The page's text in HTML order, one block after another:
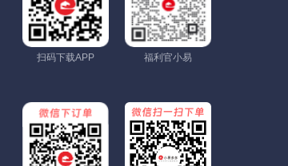
扫码下载APP 福利官小易